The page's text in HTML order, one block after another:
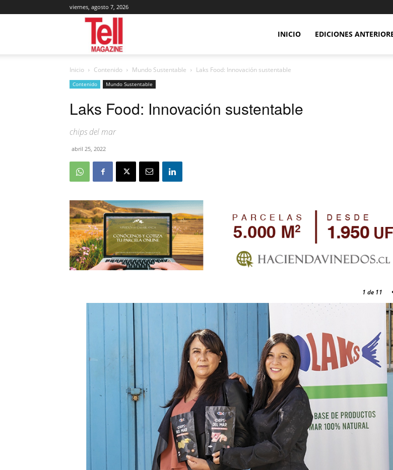
viernes, agosto 7, 2026
Magazine
INICIO EDICIONES
Inicio Contenido Mundo Sustentable Laks Food: Innovación sustentable
Contenido Mundo Sustentable
Laks Food: Innovación sustentable
chips del mar
abril 25, 2022
1 de 11